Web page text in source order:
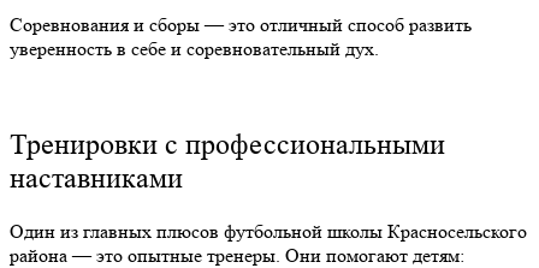
Соревнования и сборы — это отличный способ развить
уверенность в себе и соревновательный дух.
Тренировки с профессиональными
наставниками
Один из главных плюсов футбольной школы Красносельского
района — это опытные тренеры. Они помогают детям: